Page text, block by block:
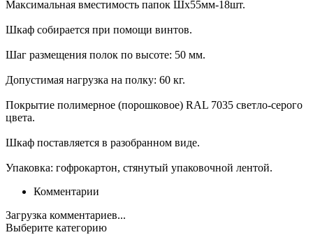
Максимальная вместимость папок Шх55мм-18шт.
Шкаф собирается при помощи винтов.
Шаг размещения полок по высоте: 50 мм.
Допустимая нагрузка на полку: 60 кг.
Покрытие полимерное (порошковое) RAL 7035 светло-серого
цвета.
Шкаф поставляется в разобранном виде.
Упаковка: гофрокартон, стянутый упаковочной лентой.
Комментарии
Загрузка комментариев...
Выберите категорию